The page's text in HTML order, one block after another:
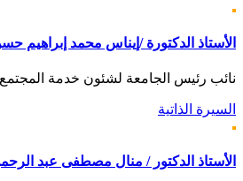
الأستاذ الدكتورة /إيناس محمد إبراهيم
نائب رئيس الجامعة لشئون خدمة المجتمع
السيرة الذاتية
الأستاذ الدكتور / منال مصطفى عبد